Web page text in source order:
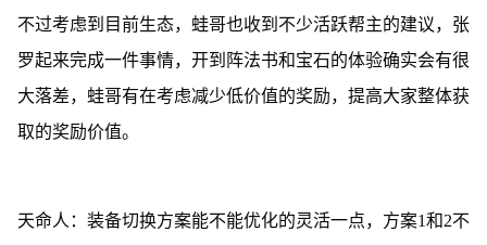
不过考虑到目前生态，蛙哥也收到不少活跃帮主的建议，张
罗起来完成一件事情，开到阵法书和宝石的体验确实会有很
大落差，蛙哥有在考虑减少低价值的奖励，提高大家整体获
取的奖励价值。
天命人：装备切换方案能不能优化的灵活一点，方案1和2不